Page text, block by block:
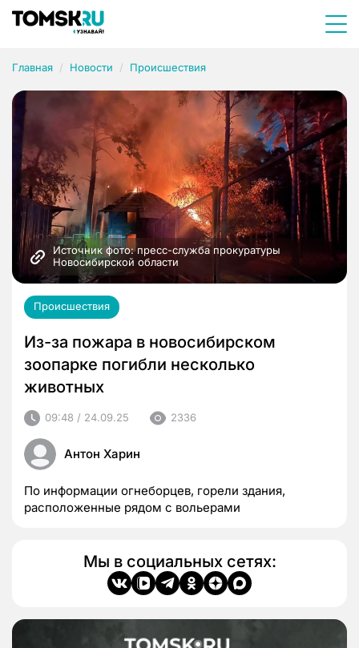
Главная Новости Происшествия
Источник фото: пресс-служба прокуратуры
Новосибирской области
Происшествия
Из-за пожара в новосибирском
зоопарке погибли несколько
животных
09:48 / 24.09.25 2336
Антон Харин
По информации огнеборцев, горели здания,
расположенные рядом с вольерами
Мы в социальных сетях: